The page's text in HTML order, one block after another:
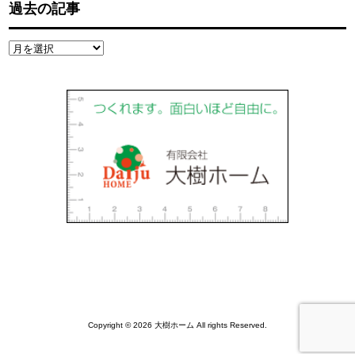
過去の記事
過
Copyright © 2026 大樹ホーム All rights Reserved.